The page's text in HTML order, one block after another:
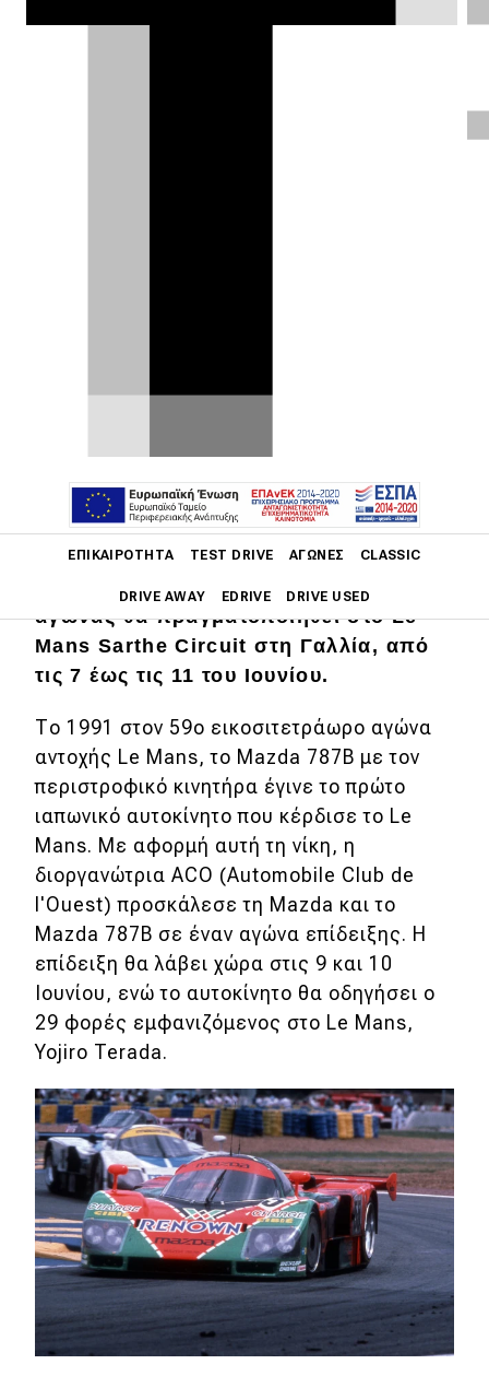
ΕΠΙΚΑΙΡΌΤΗΤΑ TEST DRIVE ΑΓΏΝΕΣ CLASSIC
DRIVE AWAY EDRIVE DRIVE USED
Main navigation
Επικαιρότητα
Νέα μοντέλα
Πρωτότυπα
Ελλάδα
Κόσμος
Τεχνολογία
Ασφάλεια
Αγορά
Απόψεις
Test Drive
Δοκιμή
Αποστολή
Συγκρίνουμε
Αγώνες
Formula 1
ανακοινώνει τον αγώνα επίδειξης του
νικητή του 59ου αγώνα, Mazda 787B,
στην 100η επέτειο του 24ωρου αγώνα
αντοχής Le Mans. Ο 91ος πρώτος
αγώνας θα πραγματοποιηθεί στο Le
Mans Sarthe Circuit στη Γαλλία, από
τις 7 έως τις 11 του Ιουνίου.
Το 1991 στον 59ο εικοσιτετράωρο αγώνα
αντοχής Le Mans, το Mazda 787B με τον
περιστροφικό κινητήρα έγινε το πρώτο
ιαπωνικό αυτοκίνητο που κέρδισε το Le
Mans. Με αφορμή αυτή τη νίκη, η
διοργανώτρια ACO (Automobile Club de
l'Ouest) προσκάλεσε τη Mazda και το
Mazda 787B σε έναν αγώνα επίδειξης. Η
επίδειξη θα λάβει χώρα στις 9 και 10
Ιουνίου, ενώ το αυτοκίνητο θα οδηγήσει ο
29 φορές εμφανιζόμενος στο Le Mans,
Yojiro Terada.